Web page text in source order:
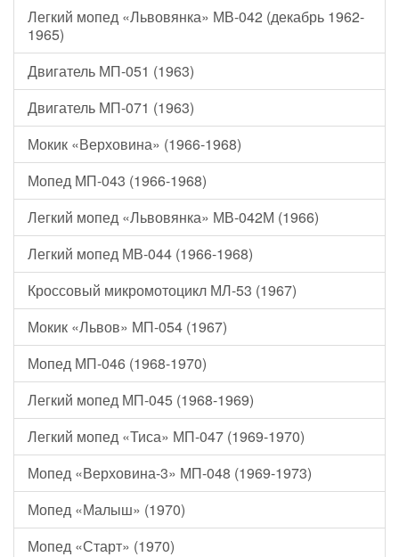
Легкий мопед «Львовянка» МВ-042 (декабрь 1962-
1965)
Двигатель МП-051 (1963)
Двигатель МП-071 (1963)
Мокик «Верховина» (1966-1968)
Мопед МП-043 (1966-1968)
Легкий мопед «Львовянка» МВ-042М (1966)
Легкий мопед МВ-044 (1966-1968)
Кроссовый микромотоцикл МЛ-53 (1967)
Мокик «Львов» МП-054 (1967)
Мопед МП-046 (1968-1970)
Легкий мопед МП-045 (1968-1969)
Легкий мопед «Тиса» МП-047 (1969-1970)
Мопед «Верховина-3» МП-048 (1969-1973)
Мопед «Малыш» (1970)
Мопед «Старт» (1970)